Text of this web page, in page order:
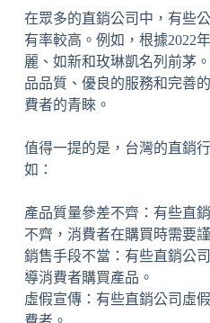
在眾多的直銷公司中，有些
有率較高。例如，根據2022
麗、如新和玫琳凱名列前茅
品品質、優良的服務和完善
費者的青睞。
值得一提的是，台灣的直銷
如：
產品質量參差不齊：有些直
不齊，消費者在購買時需要
銷售手段不當：有些直銷公
導消費者購買產品。
虛假宣傳：有些直銷公司虛